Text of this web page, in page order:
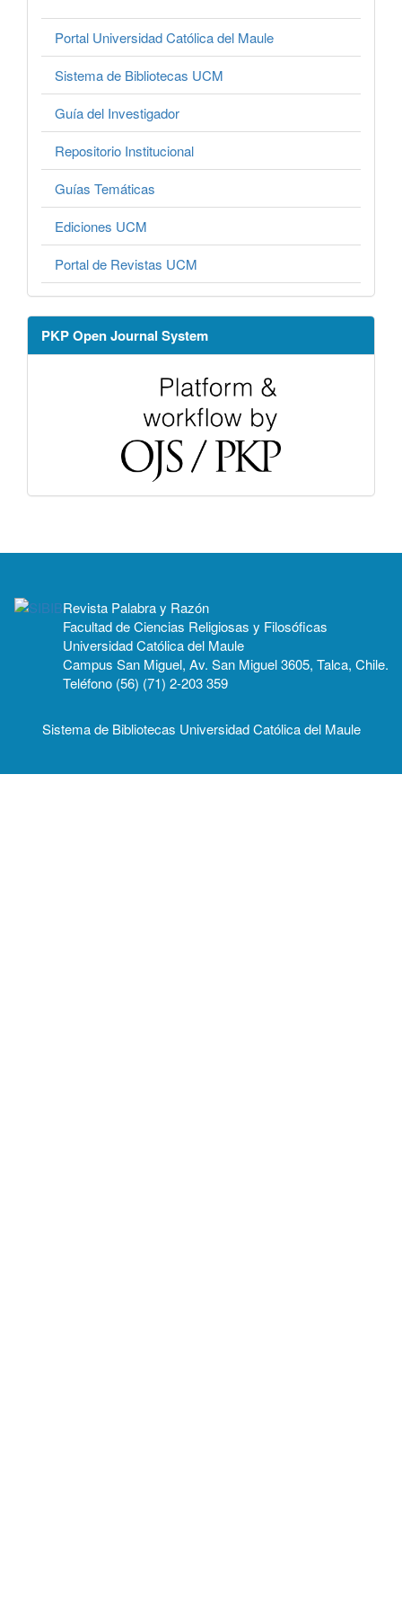
Portal Universidad Católica del Maule
Sistema de Bibliotecas UCM
Guía del Investigador
Repositorio Institucional
Guías Temáticas
Ediciones UCM
Portal de Revistas UCM
PKP Open Journal System
Revista Palabra y Razón
Facultad de Ciencias Religiosas y Filosóficas
Universidad Católica del Maule
Campus San Miguel, Av. San Miguel 3605, Talca, Chile.
Teléfono (56) (71) 2-203 359
Sistema de Bibliotecas Universidad Católica del Maule